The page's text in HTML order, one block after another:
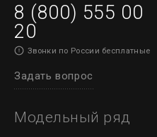
8 (800) 555 00
20
Звонки по России бесплатные
Задать вопрос
Модельный ряд